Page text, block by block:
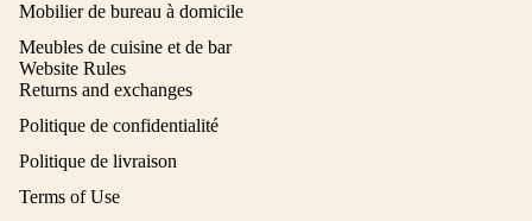
Mobilier de bureau à domicile
Meubles de cuisine et de bar
Website Rules
Returns and exchanges
Politique de confidentialité
Politique de livraison
Terms of Use